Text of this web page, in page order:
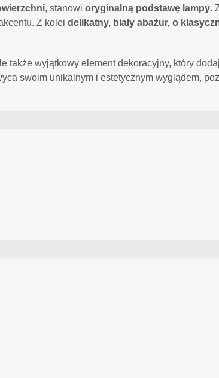
, stanowi oryginalną podstawę lampy.
Z kolei delikatny, biały abażur, o
także wyjątkowy element dekoracyjny, który
swoim unikalnym i estetycznym wyglądem,